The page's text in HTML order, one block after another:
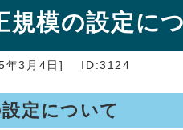
規模の設定に
年3月4日] ID:3124
定について